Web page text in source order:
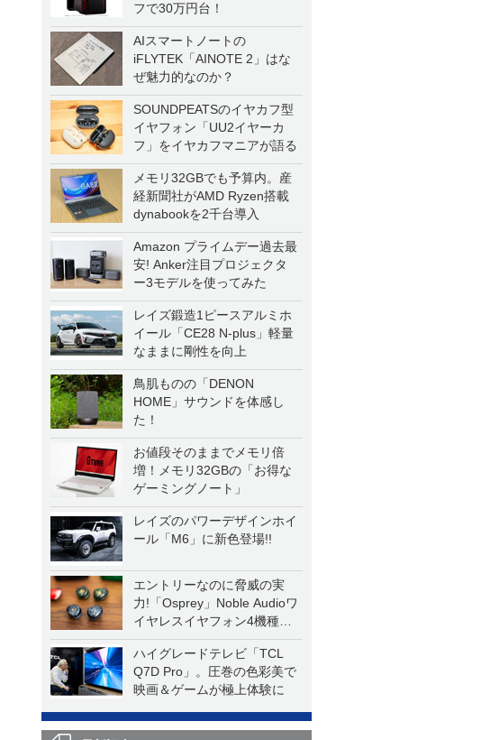
フで30万円台！
AIスマートノートの
iFLYTEK「AINOTE 2」はな
ぜ魅力的なのか？
SOUNDPEATSのイヤカフ型
イヤフォン「UU2イヤーカ
フ」をイヤカフマニアが語る
メモリ32GBでも予算内。産
経新聞社がAMD Ryzen搭載
dynabookを2千台導入
Amazon プライムデー過去最
安! Anker注目プロジェクタ
ー3モデルを使ってみた
レイズ鍛造1ピースアルミホ
イール「CE28 N-plus」軽量
なままに剛性を向上
鳥肌ものの「DENON
HOME」サウンドを体感し
た！
お値段そのままでメモリ倍
増！メモリ32GBの「お得な
ゲーミングノート」
レイズのパワーデザインホイ
ール「M6」に新色登場!!
エントリーなのに脅威の実
力!「Osprey」Noble Audioワ
イヤレスイヤフォン4機種を
一気に聴く
ハイグレードテレビ「TCL
Q7D Pro」。圧巻の色彩美で
映画＆ゲームが極上体験に